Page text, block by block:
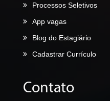
Processos Seletivos
App vagas
Blog do Estagiário
Cadastrar Currículo
Contato